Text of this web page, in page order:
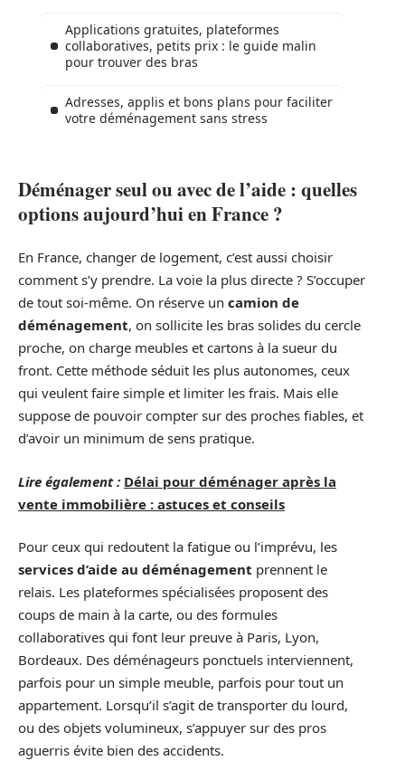
Applications gratuites, plateformes
collaboratives, petits prix : le guide malin
pour trouver des bras
Adresses, applis et bons plans pour faciliter
votre déménagement sans stress
Déménager seul ou avec de l’aide : quelles
options aujourd’hui en France ?
En France, changer de logement, c’est aussi choisir
comment s’y prendre. La voie la plus directe ? S’occuper
de tout soi-même. On réserve un camion de
déménagement, on sollicite les bras solides du cercle
proche, on charge meubles et cartons à la sueur du
front. Cette méthode séduit les plus autonomes, ceux
qui veulent faire simple et limiter les frais. Mais elle
suppose de pouvoir compter sur des proches fiables, et
d’avoir un minimum de sens pratique.
Lire également : Délai pour déménager après la
vente immobilière : astuces et conseils
Pour ceux qui redoutent la fatigue ou l’imprévu, les
services d’aide au déménagement prennent le
relais. Les plateformes spécialisées proposent des
coups de main à la carte, ou des formules
collaboratives qui font leur preuve à Paris, Lyon,
Bordeaux. Des déménageurs ponctuels interviennent,
parfois pour un simple meuble, parfois pour tout un
appartement. Lorsqu’il s’agit de transporter du lourd,
ou des objets volumineux, s’appuyer sur des pros
aguerris évite bien des accidents.